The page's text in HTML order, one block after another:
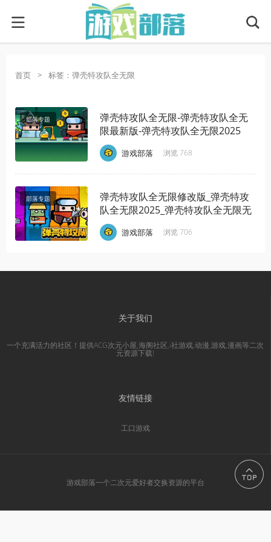
首页 > 标签：弹壳特攻队全无限
部落专题
弹壳特攻队全无限-弹壳特攻队全无
限最新版-弹壳特攻队全无限2025
游戏部落 浏览 768
部落专题
弹壳特攻队全无限修改版_弹壳特攻
队全无限2025_弹壳特攻队全无限无
限金币钻石
游戏部落 浏览 706
关于我们
一个充满活力的社区！提供ACG次元小屋,海阁社区,i社游戏,动漫,游戏,漫画等二次
元资源下载!
友情链接
工口游戏
游戏部落一个二次元爱好者交换资源的平台